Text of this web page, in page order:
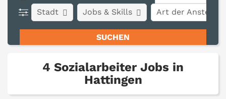
Stadt Art der
Jobs & Skills
4 Sozialarbeiter Jobs in
Hattingen